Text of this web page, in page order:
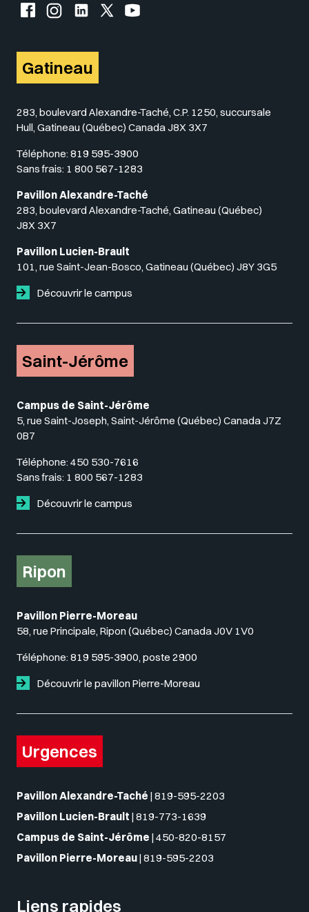
Facebook de l'UQO
Instagram de l'UQO
LinkedIn de l'UQO
X (Twitter) de l'UQO
YouTube de l'UQO
Gatineau
283, boulevard Alexandre-Taché, C.P. 1250, succursale
Hull, Gatineau (Québec) Canada J8X 3X7
Téléphone: 819 595-3900
Sans frais: 1 800 567-1283
Pavillon Alexandre-Taché
283, boulevard Alexandre-Taché, Gatineau (Québec)
J8X 3X7
Pavillon Lucien-Brault
101, rue Saint-Jean-Bosco, Gatineau (Québec) J8Y 3G5
Découvrir le campus
Saint-Jérôme
Campus de Saint-Jérôme
5, rue Saint-Joseph, Saint-Jérôme (Québec) Canada J7Z
0B7
Téléphone: 450 530-7616
Sans frais: 1 800 567-1283
Découvrir le campus
Ripon
Pavillon Pierre-Moreau
58, rue Principale, Ripon (Québec) Canada J0V 1V0
Téléphone: 819 595-3900, poste 2900
Découvrir le pavillon Pierre-Moreau
Urgences
Pavillon Alexandre-Taché | 819-595-2203
Pavillon Lucien-Brault | 819-773-1639
Campus de Saint-Jérôme | 450-820-8157
Pavillon Pierre-Moreau| 819-595-2203
Liens rapides